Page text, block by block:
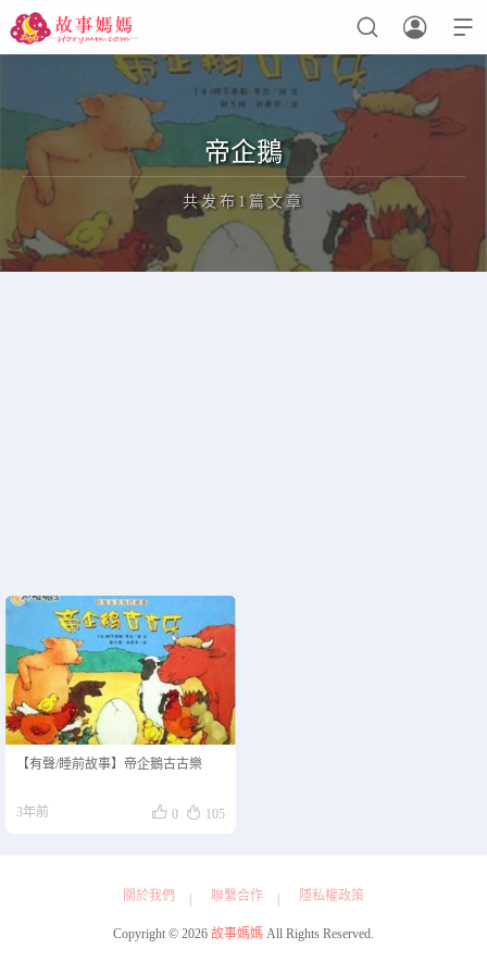



设置菜单
帝企鵝
共发布1篇文章
【有聲/睡前故事】帝企鵝古古樂
3年前  0  105
關於我們 聯繫合作 隱私權政策
Copyright © 2026 故事媽媽 All Rights Reserved.